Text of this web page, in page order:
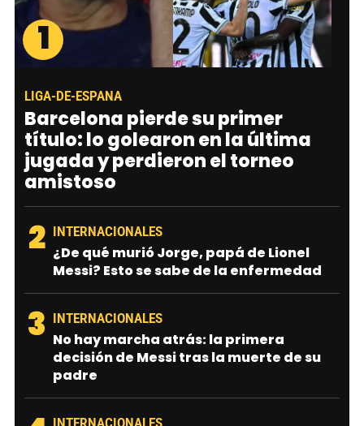
1
LIGA-DE-ESPANA
Barcelona pierde su primer
título: lo golearon en la última
jugada y perdieron el torneo
amistoso
2 INTERNACIONALES
¿De qué murió Jorge, papá de Lionel
Messi? Esto se sabe de la enfermedad
3 INTERNACIONALES
No hay marcha atrás: la primera
decisión de Messi tras la muerte de su
padre